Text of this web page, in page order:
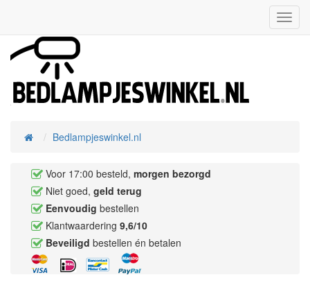
HomeBedlampjeswinkel.nl
Voor 17:00 besteld, morgen bezorgd
Niet goed, geld terug
Eenvoudig bestellen
Klantwaardering 9,6/10
Beveiligd bestellen én betalen